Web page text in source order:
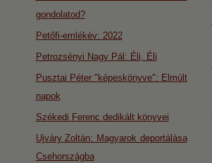
gondolatod?
Petőfi-emlékév: 2022
Petrozsényi Nagy Pál: Éli, Éli
Pusztai Péter "képeskönyve": Elmúlt
napok
Székedi Ferenc dedikált könyvei
Ujváry Zoltán: Magyarok deportálása
Csehországba